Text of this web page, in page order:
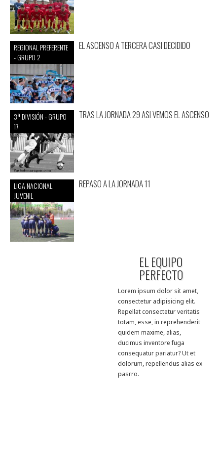
REGIONAL PREFERENTE
- GRUPO 2
EL ASCENSO A TERCERA CASI DECIDIDO
3ª DIVISIÓN - GRUPO
17
TRAS LA JORNADA 29 ASI VEMOS EL ASCENSO
LIGA NACIONAL
JUVENIL
REPASO A LA JORNADA 11
EL EQUIPO
PERFECTO
Lorem ipsum dolor sit amet,
consectetur adipisicing elit.
Repellat consectetur veritatis
totam, esse, in reprehenderit
quidem maxime, alias,
ducimus inventore fuga
consequatur pariatur? Ut et
dolorum, repellendus alias ex
pasrro.